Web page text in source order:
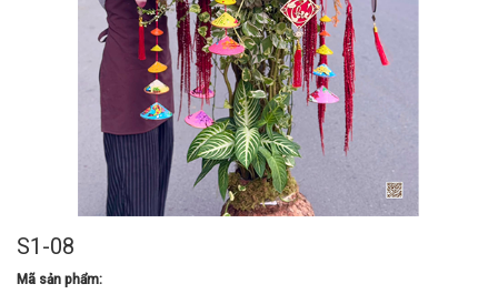
S1-08
Mã sản phẩm: